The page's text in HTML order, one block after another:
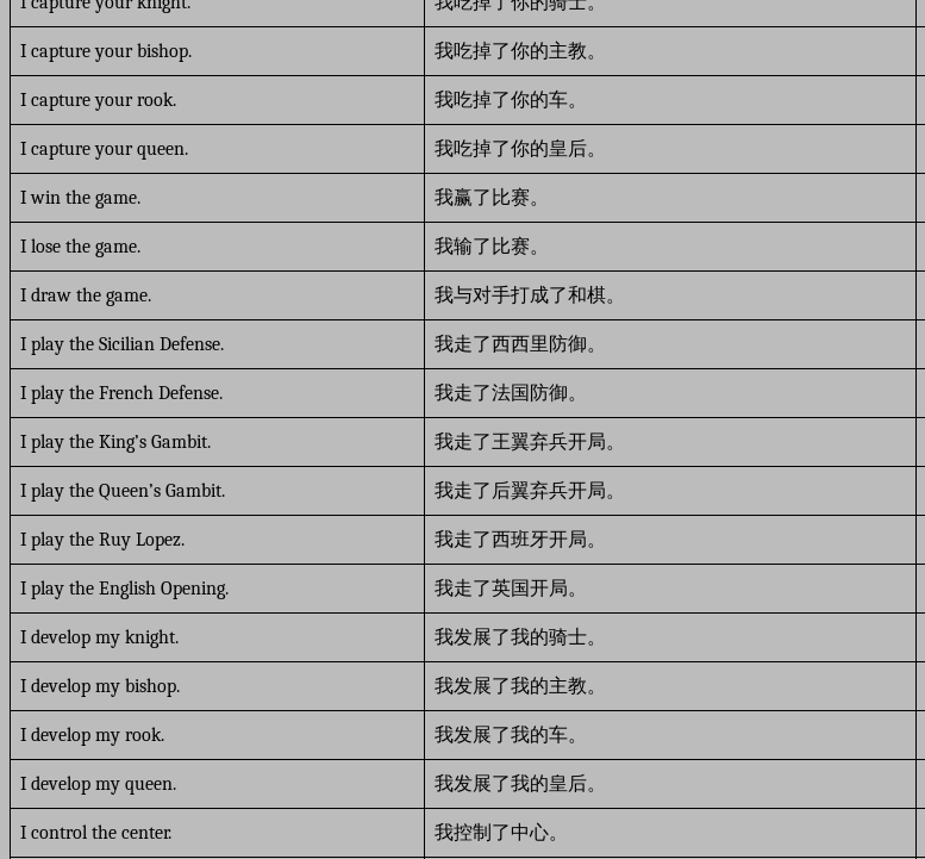
I capture your bishop. 我吃掉了你的主教。
I capture your rook. 我吃掉了你的车。
I capture your queen. 我吃掉了你的皇后。
I win the game. 我赢了比赛。
I lose the game. 我输了比赛。
I draw the game. 我与对手打成了和棋。
I play the Sicilian Defense. 我走了西西里防御。
I play the French Defense. 我走了法国防御。
I play the King’s Gambit. 我走了王翼弃兵开局。
I play the Queen’s Gambit. 我走了后翼弃兵开局。
I play the Ruy Lopez. 我走了西班牙开局。
I play the English Opening. 我走了英国开局。
I develop my knight. 我发展了我的骑士。
I develop my bishop. 我发展了我的主教。
I develop my rook. 我发展了我的车。
I develop my queen. 我发展了我的皇后。
I control the center. 我控制了中心。